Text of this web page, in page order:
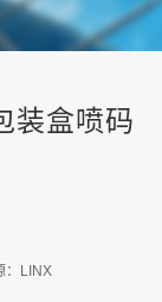
装盒喷码
：LINX